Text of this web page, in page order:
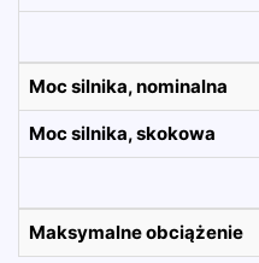
Moc silnika, nominalna
Moc silnika, skokowa
Maksymalne obciążenie